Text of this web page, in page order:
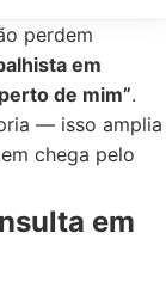
perdem
em
de mim”.
— isso amplia
chega pelo
em